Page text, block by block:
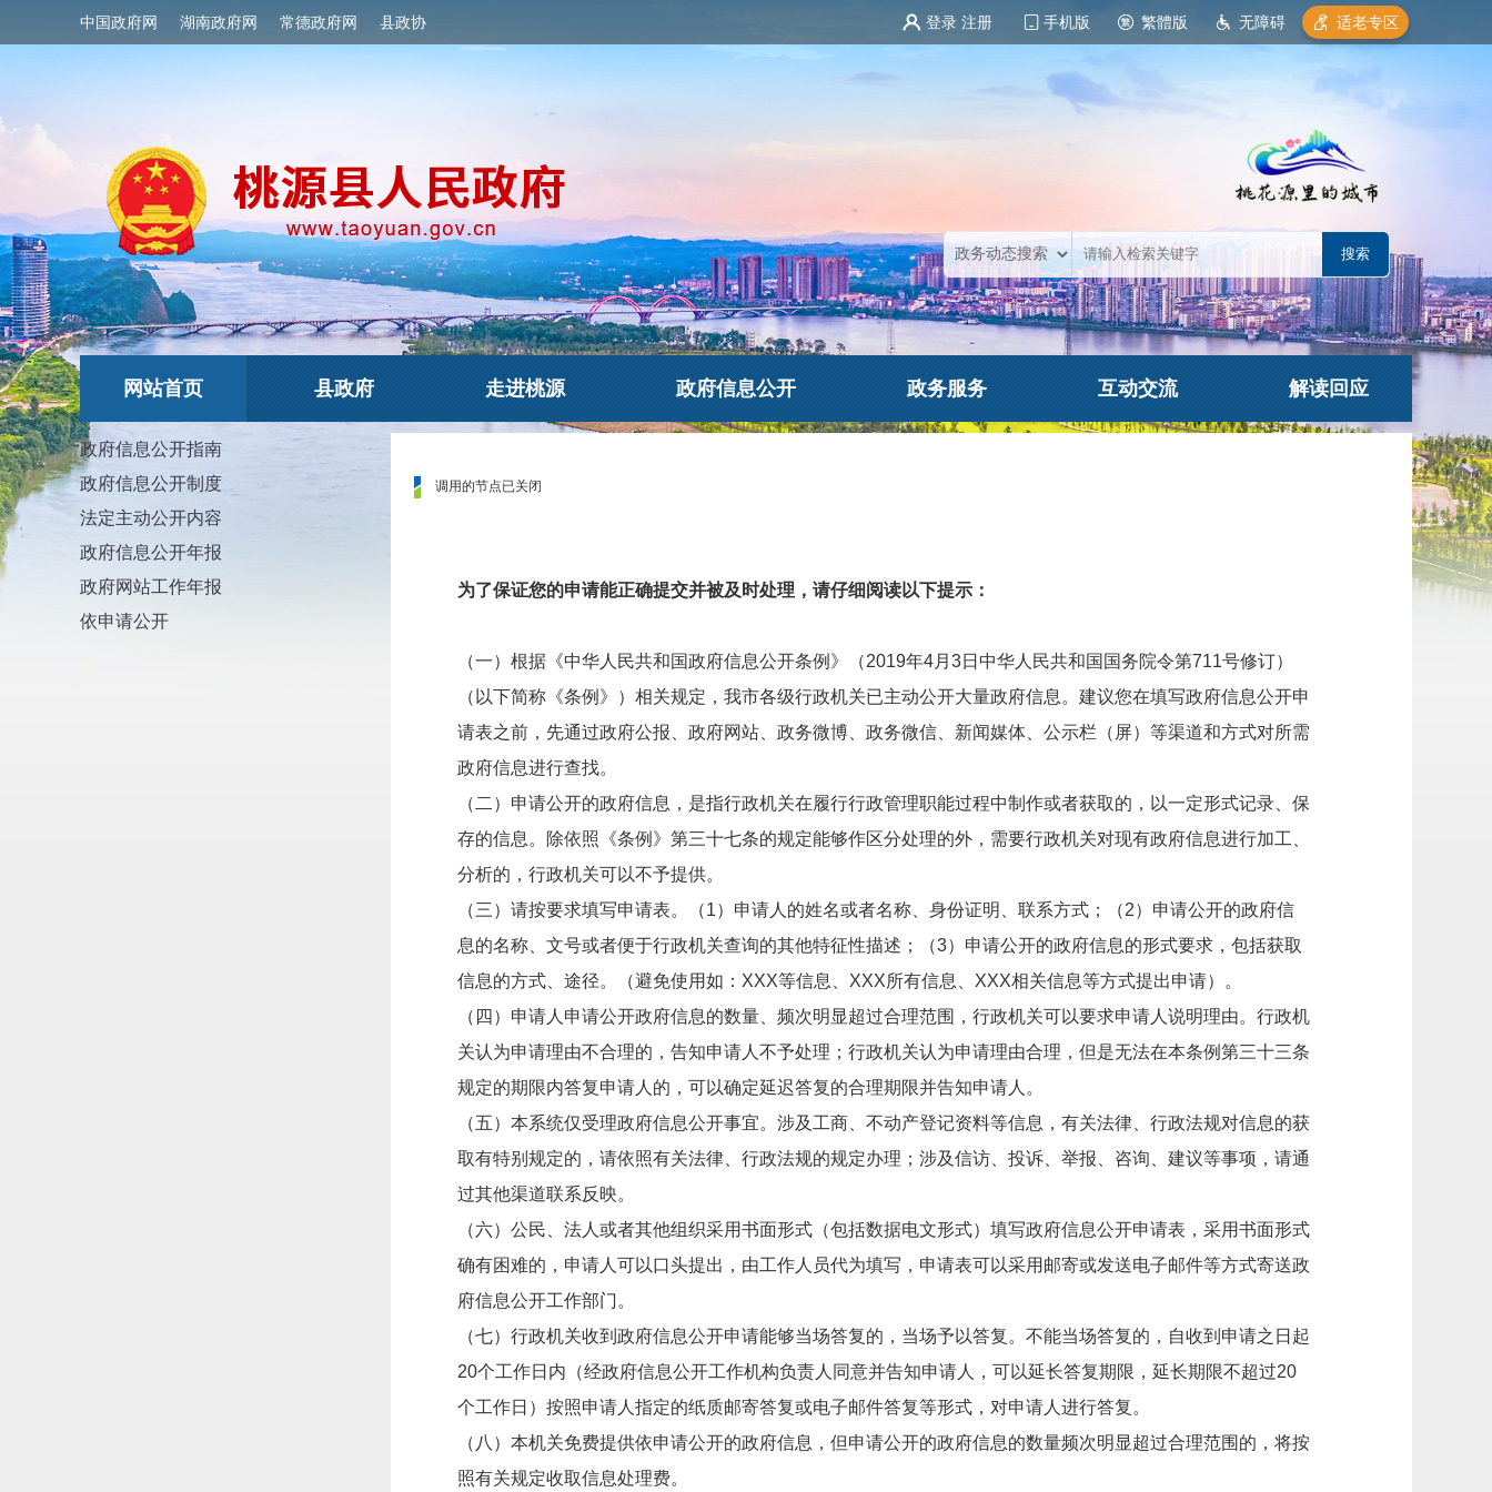
中国政府网 湖南政府网 常德政府网 县政协 登录 注册 手机版 繁體版 无障碍 适老专区
网站首页 县政府 走进桃源 政府信息公开 政务服务 互动交流 解读回应
政府信息公开指南
政府信息公开制度
法定主动公开内容
政府信息公开年报
政府网站工作年报
依申请公开
调用的节点已关闭
为了保证您的申请能正确提交并被及时处理，请仔细阅读以下提示：
（一）根据《中华人民共和国政府信息公开条例》（2019年4月3日中华人民共和国国务院令第711号修订）
（以下简称《条例》）相关规定，我市各级行政机关已主动公开大量政府信息。建议您在填写政府信息公开申
请表之前，先通过政府公报、政府网站、政务微博、政务微信、新闻媒体、公示栏（屏）等渠道和方式对所需
政府信息进行查找。
（二）申请公开的政府信息，是指行政机关在履行行政管理职能过程中制作或者获取的，以一定形式记录、保
存的信息。除依照《条例》第三十七条的规定能够作区分处理的外，需要行政机关对现有政府信息进行加工、
分析的，行政机关可以不予提供。
（三）请按要求填写申请表。（1）申请人的姓名或者名称、身份证明、联系方式；（2）申请公开的政府信
息的名称、文号或者便于行政机关查询的其他特征性描述；（3）申请公开的政府信息的形式要求，包括获取
信息的方式、途径。（避免使用如：XXX等信息、XXX所有信息、XXX相关信息等方式提出申请）。
（四）申请人申请公开政府信息的数量、频次明显超过合理范围，行政机关可以要求申请人说明理由。行政机
关认为申请理由不合理的，告知申请人不予处理；行政机关认为申请理由合理，但是无法在本条例第三十三条
规定的期限内答复申请人的，可以确定延迟答复的合理期限并告知申请人。
（五）本系统仅受理政府信息公开事宜。涉及工商、不动产登记资料等信息，有关法律、行政法规对信息的获
取有特别规定的，请依照有关法律、行政法规的规定办理；涉及信访、投诉、举报、咨询、建议等事项，请通
过其他渠道联系反映。
（六）公民、法人或者其他组织采用书面形式（包括数据电文形式）填写政府信息公开申请表，采用书面形式
确有困难的，申请人可以口头提出，由工作人员代为填写，申请表可以采用邮寄或发送电子邮件等方式寄送政
府信息公开工作部门。
（七）行政机关收到政府信息公开申请能够当场答复的，当场予以答复。不能当场答复的，自收到申请之日起
20个工作日内（经政府信息公开工作机构负责人同意并告知申请人，可以延长答复期限，延长期限不超过20
个工作日）按照申请人指定的纸质邮寄答复或电子邮件答复等形式，对申请人进行答复。
（八）本机关免费提供依申请公开的政府信息，但申请公开的政府信息的数量频次明显超过合理范围的，将按
照有关规定收取信息处理费。